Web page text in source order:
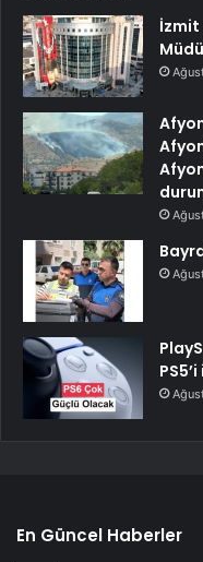
İzmit
En Güncel Haberler